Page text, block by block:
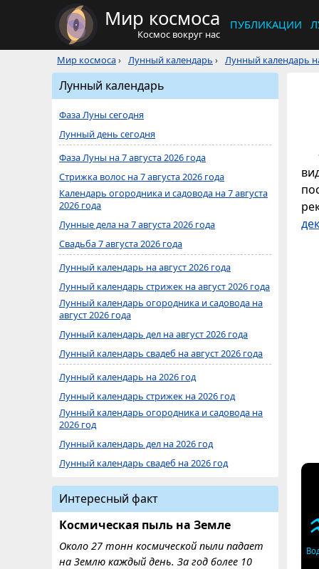
Мир космоса
Космос вокруг нас
ПУБЛИКАЦИИ
Мир космоса› Лунный календарь › Лунный календарь
Лунный календарь
Фаза Луны сегодня
Лунный день сегодня
Фаза Луны на 7 августа 2026 года
Стрижка волос на 7 августа 2026 года
Календарь огородника и садовода на 7 августа
2026 года
Лунные дела на 7 августа 2026 года
Свадьба 7 августа 2026 года
Лунный календарь на август 2026 года
Лунный календарь стрижек на август 2026 года
Лунный календарь огородника и садовода на
август 2026 года
Лунный календарь дел на август 2026 года
Лунный календарь свадеб на август 2026 года
Лунный календарь на 2026 год
Лунный календарь стрижек на 2026 год
Лунный календарь огородника и садовода на
2026 год
Лунный календарь дел на 2026 год
Лунный календарь свадеб на 2026 год
Интересный факт
Космическая пыль на Земле
Около 27 тонн космической пыли падает
на Землю каждый день. За год более 10